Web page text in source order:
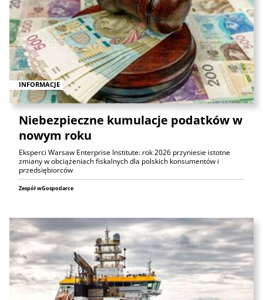
INFORMACJE
Niebezpieczne kumulacje podatków w
nowym roku
Eksperci Warsaw Enterprise Institute: rok 2026 przyniesie istotne
zmiany w obciążeniach fiskalnych dla polskich konsumentów i
przedsiębiorców
Zespół wGospodarce